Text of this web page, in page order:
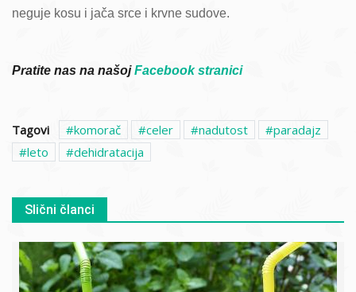
neguje kosu i jača srce i krvne sudove.
Pratite nas na našojFacebook stranici
Tagovi komorač celer nadutost
paradajz
leto
dehidratacija
Slični članci